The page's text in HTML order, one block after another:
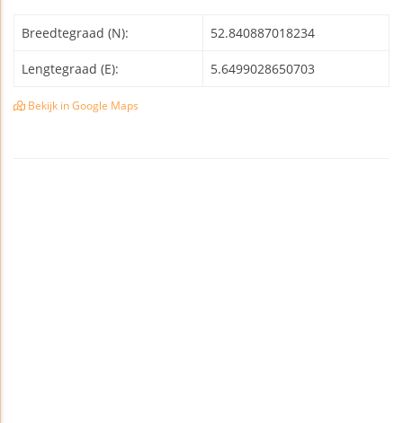
Breedtegraad (N): 52.840887018234
Lengtegraad (E): 5.6499028650703
Bekijk in Google Maps